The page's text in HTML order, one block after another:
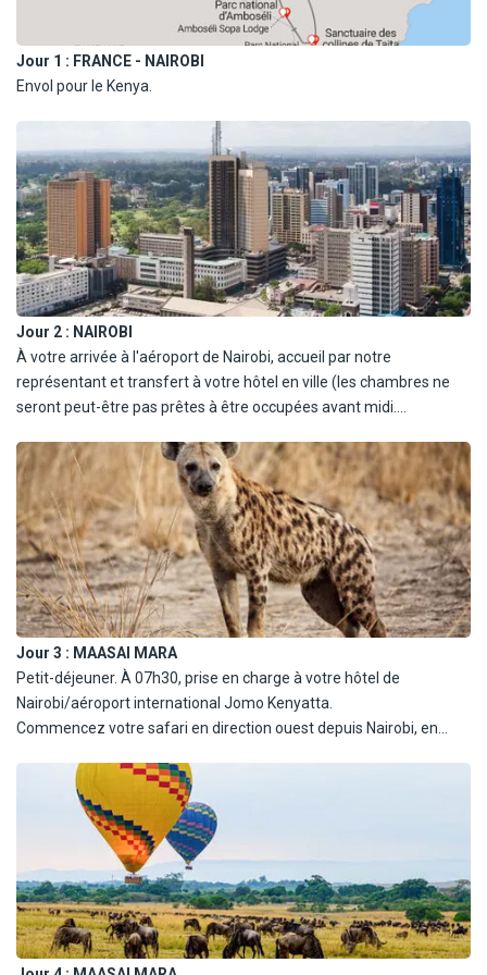
Jour 1 : FRANCE - NAIROBI
Envol pour le Kenya.
Jour 2 : NAIROBI
À votre arrivée à l'aéroport de Nairobi, accueil par notre
représentant et transfert à votre hôtel en ville (les chambres ne
seront peut-être pas prêtes à être occupées avant midi.
Jour 3 : MAASAI MARA
Petit-déjeuner. À 07h30, prise en charge à votre hôtel de
Nairobi/aéroport international Jomo Kenyatta.
Commencez votre safari en direction ouest depuis Nairobi, en
descente spectaculaire et panoramique, le long de l'escarpement
de la vallée du Grand Rift, jusqu'à l'étage inférieur. Faites un arrêt
photographique à un point de vue, avant la descente. Continuez la
descente en passant par Mai Mahiu et la ville de Narok. Arrivez à
temps pour le déjeuner au Camp/Lodge. L'après-midi, observation
du gibier dans la réserve la plus populaire du Kenya. Dîner et nuit
au Mara Kimana Camp (ou similaire).